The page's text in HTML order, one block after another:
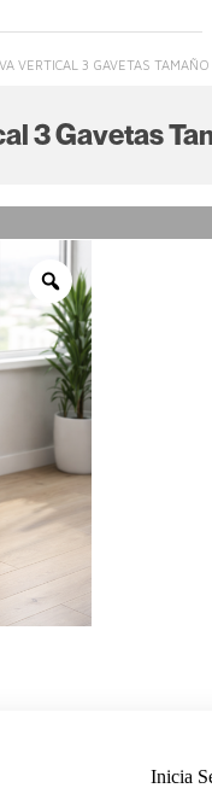
VERTICAL 3 GAVETAS
3 Gavetas
Inicia